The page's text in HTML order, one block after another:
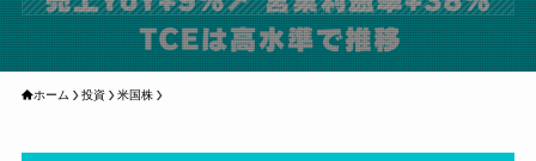
ホーム 投資 米国株